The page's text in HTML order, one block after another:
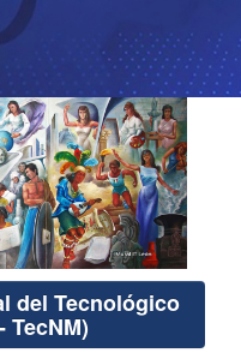
del Tecnológico
TecNM)